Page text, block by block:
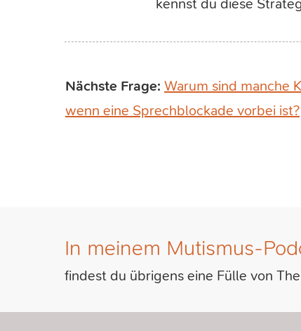
kennst du diese
Nächste Frage: Warum sind manche
wenn eine Sprechblockade vorbei ist?
In meinem Mutismus-
findest du übrigens eine Fülle von